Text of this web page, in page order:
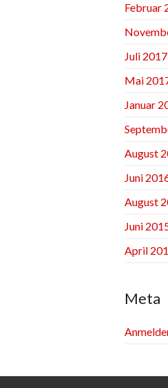
Februar
Juli 2017
Mai
Januar
August
Juni
August
Juni
April
Meta